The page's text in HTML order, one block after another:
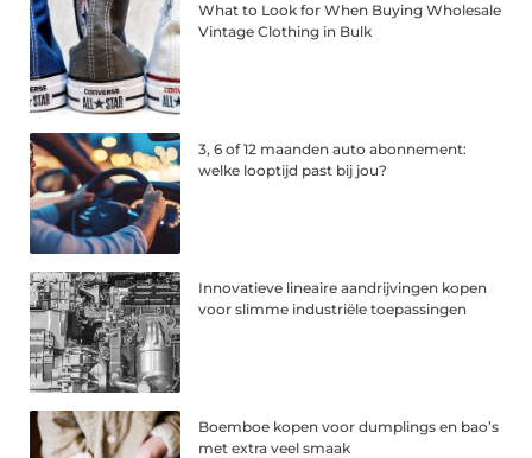
What to Look for When Buying Wholesale
Vintage Clothing in Bulk
3, 6 of 12 maanden auto abonnement:
welke looptijd past bij jou?
Innovatieve lineaire aandrijvingen kopen
voor slimme industriële toepassingen
Boemboe kopen voor dumplings en bao’s
met extra veel smaak